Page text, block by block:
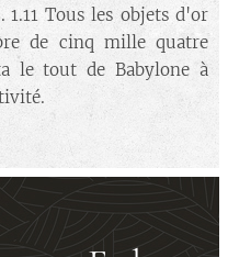
Tous les objets d'or
de cinq mille quatre
le tout de Babylone à